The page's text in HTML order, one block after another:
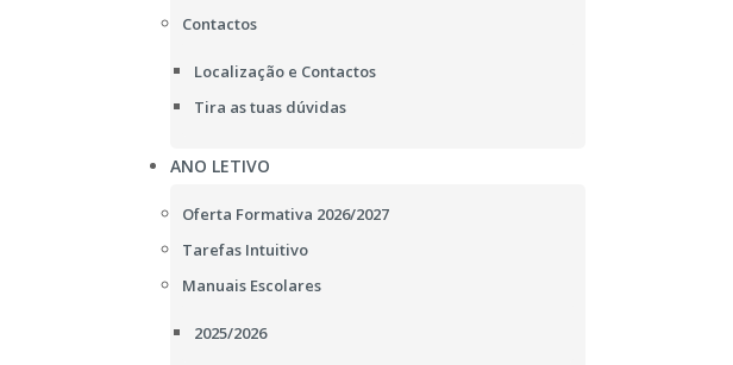
Contactos
Localização e Contactos
Tira as tuas dúvidas
ANO LETIVO
Oferta Formativa 2026/2027
Tarefas Intuitivo
Manuais Escolares
2025/2026